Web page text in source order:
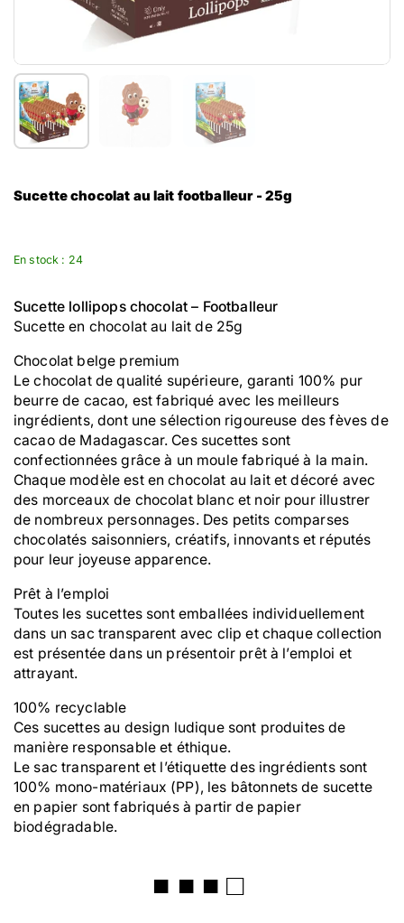
Afficher la diapositive 1Afficher la diapositive 2Afficher la diapositive 3
Sucette chocolat au lait footballeur - 25g
En stock : 24
Sucette lollipops chocolat – Footballeur
Sucette en chocolat au lait de 25g
Chocolat belge premium
Le chocolat de qualité supérieure, garanti 100% pur
beurre de cacao, est fabriqué avec les meilleurs
ingrédients, dont une sélection rigoureuse des fèves de
cacao de Madagascar. Ces sucettes sont
confectionnées grâce à un moule fabriqué à la main.
Chaque modèle est en chocolat au lait et décoré avec
des morceaux de chocolat blanc et noir pour illustrer
de nombreux personnages. Des petits comparses
chocolatés saisonniers, créatifs, innovants et réputés
pour leur joyeuse apparence.
Prêt à l’emploi
Toutes les sucettes sont emballées individuellement
dans un sac transparent avec clip et chaque collection
est présentée dans un présentoir prêt à l’emploi et
attrayant.
100% recyclable
Ces sucettes au design ludique sont produites de
manière responsable et éthique.
Le sac transparent et l’étiquette des ingrédients sont
100% mono-matériaux (PP), les bâtonnets de sucette
en papier sont fabriqués à partir de papier
biodégradable.
■ ■ ■ □